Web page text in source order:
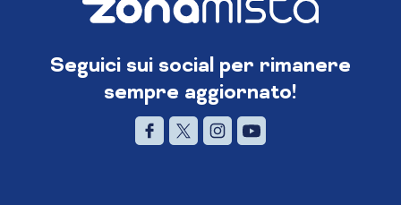
Seguici sui social per rimanere
sempre aggiornato!